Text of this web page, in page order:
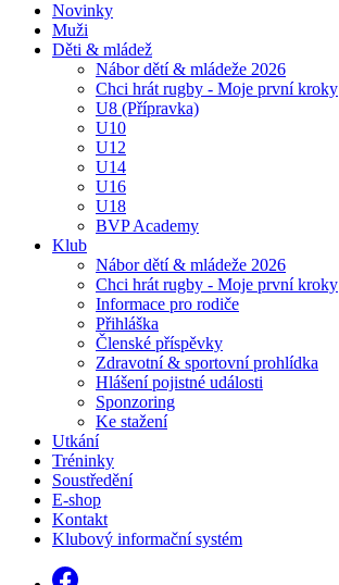
Novinky
Muži
Děti & mládež
Nábor dětí & mládeže 2026
Chci hrát rugby - Moje první kroky
U8 (Přípravka)
U10
U12
U14
U16
U18
BVP Academy
Klub
Nábor dětí & mládeže 2026
Chci hrát rugby - Moje první kroky
Informace pro rodiče
Přihláška
Členské příspěvky
Zdravotní & sportovní prohlídka
Hlášení pojistné události
Sponzoring
Ke stažení
Utkání
Tréninky
Soustředění
E-shop
Kontakt
Klubový informační systém